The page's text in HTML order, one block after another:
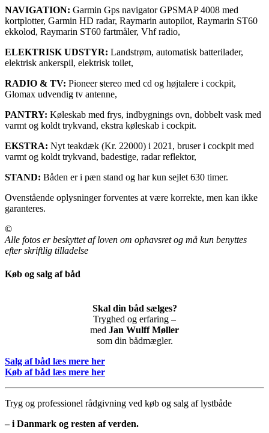
NAVIGATION: Garmin Gps navigator GPSMAP 4008 med
kortplotter, Garmin HD radar, Raymarin autopilot, Raymarin ST60
ekkolod, Raymarin ST60 fartmåler, Vhf radio,
ELEKTRISK UDSTYR: Landstrøm, automatisk batterilader,
elektrisk ankerspil, elektrisk toilet,
RADIO & TV: Pioneerstereo med cd og højtalere i cockpit,
Glomax udvendig tv antenne,
PANTRY: Køleskab med frys, indbygnings ovn, dobbelt vask med
varmt og koldt trykvand, ekstra køleskab i cockpit.
EKSTRA: Nyt teakdæk (Kr. 22000) i 2021, bruser i cockpit med
varmt og koldt trykvand, badestige, radar reflektor,
STAND: Båden er i pæn stand og har kun sejlet 630 timer.
Ovenstående oplysninger forventes at være korrekte, men kan ikke
garanteres.
©
Alle fotos er beskyttet af loven om ophavsret og må kun benyttes
efter skriftlig tilladelse
Køb og salg af båd
Skal din båd sælges?
Tryghed og erfaring –
med Jan Wulff Møller
som din bådmægler.
Salg af båd læs mere her
Køb af båd læs mere her
Tryg og professionel rådgivning ved køb og salg af lystbåde
– i Danmark og resten af verden.